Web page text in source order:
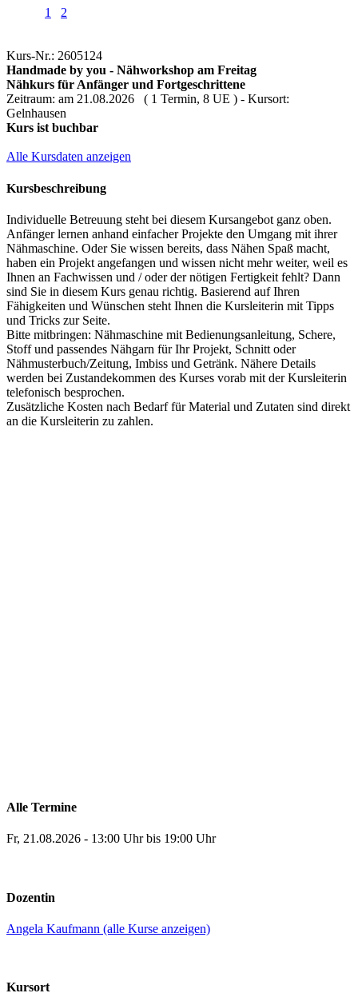
1 2
Kurs-Nr.: 2605124
Handmade by you - Nähworkshop am Freitag
Nähkurs für Anfänger und Fortgeschrittene
Zeitraum: am 21.08.2026 ( 1 Termin, 8 UE ) - Kursort:
Gelnhausen
Kurs ist buchbar
Alle Kursdaten anzeigen
Kursbeschreibung
Individuelle Betreuung steht bei diesem Kursangebot ganz oben.
Anfänger lernen anhand einfacher Projekte den Umgang mit ihrer
Nähmaschine. Oder Sie wissen bereits, dass Nähen Spaß macht,
haben ein Projekt angefangen und wissen nicht mehr weiter, weil es
Ihnen an Fachwissen und / oder der nötigen Fertigkeit fehlt? Dann
sind Sie in diesem Kurs genau richtig. Basierend auf Ihren
Fähigkeiten und Wünschen steht Ihnen die Kursleiterin mit Tipps
und Tricks zur Seite.
Bitte mitbringen: Nähmaschine mit Bedienungsanleitung, Schere,
Stoff und passendes Nähgarn für Ihr Projekt, Schnitt oder
Nähmusterbuch/Zeitung, Imbiss und Getränk. Nähere Details
werden bei Zustandekommen des Kurses vorab mit der Kursleiterin
telefonisch besprochen.
Zusätzliche Kosten nach Bedarf für Material und Zutaten sind direkt
an die Kursleiterin zu zahlen.
Alle Termine
Fr, 21.08.2026 - 13:00 Uhr bis 19:00 Uhr
Dozentin
Angela Kaufmann (alle Kurse anzeigen)
Kursort